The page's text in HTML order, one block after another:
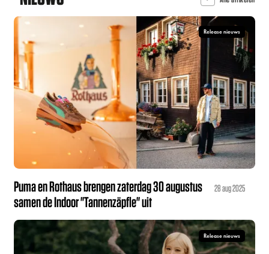
Release nieuws
Puma en Rothaus brengen zaterdag 30 augustus
samen de Indoor "Tannenzäpfle" uit
28 aug 2025
Release nieuws